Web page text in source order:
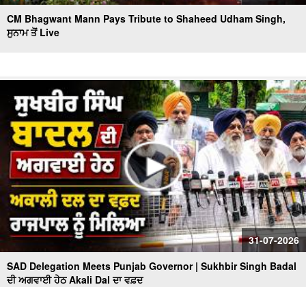
CM Bhagwant Mann Pays Tribute to Shaheed Udham Singh,
ਸੁਨਾਮ ਤੋਂ Live
31-07-2026
SAD Delegation Meets Punjab Governor | Sukhbir Singh Badal
ਦੀ ਅਗਵਾਈ ਹੇਠ Akali Dal ਦਾ ਵਫ਼ਦ